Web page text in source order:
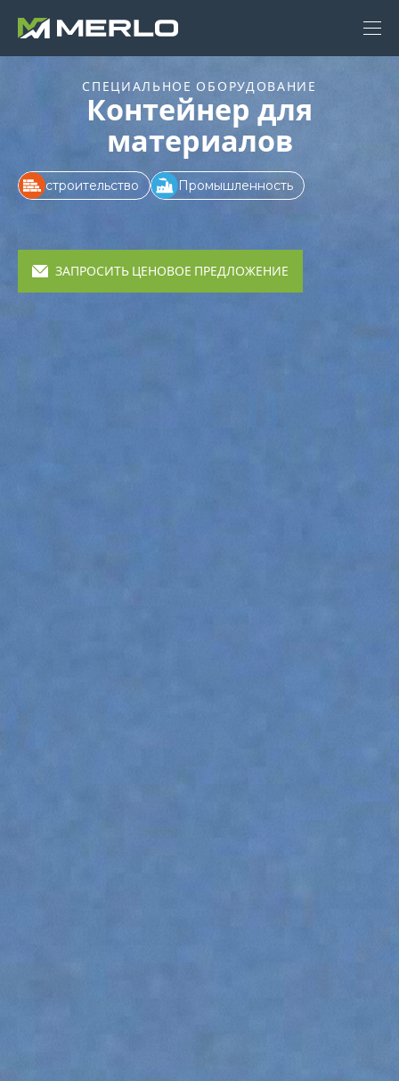
СПЕЦИАЛЬНОЕ ОБОРУДОВАНИЕ
Контейнер для
материалов
строительство Промышленность
ЗАПРОСИТЬ ЦЕНОВОЕ ПРЕДЛОЖЕНИЕ